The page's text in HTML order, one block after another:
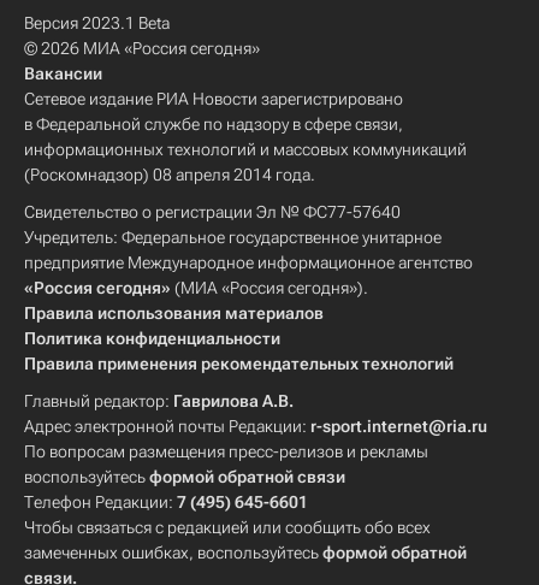
Версия 2023.1 Beta
© 2026 МИА «Россия сегодня»
Вакансии
Сетевое издание РИА Новости зарегистрировано
в Федеральной службе по надзору в сфере связи,
информационных технологий и массовых коммуникаций
(Роскомнадзор) 08 апреля 2014 года.
Свидетельство о регистрации Эл № ФС77-57640
Учредитель: Федеральное государственное унитарное
предприятие Международное информационное агентство
«Россия сегодня» (МИА «Россия сегодня»).
Правила использования материалов
Политика конфиденциальности
Правила применения рекомендательных технологий
Главный редактор: Гаврилова А.В.
Адрес электронной почты Редакции: r-sport.internet@ria.ru
По вопросам размещения пресс-релизов и рекламы
воспользуйтесьформой обратной связи
Телефон Редакции: 7 (495) 645-6601
Чтобы связаться с редакцией или сообщить обо всех
замеченных ошибках, воспользуйтесьформой обратной
связи.